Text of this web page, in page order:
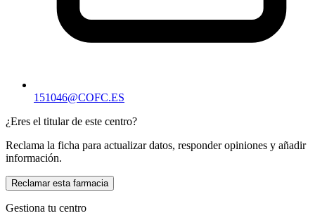
151046@COFC.ES
¿Eres el titular de este centro?
Reclama la ficha para actualizar datos, responder opiniones y añadir
información.
Reclamar esta farmacia
Gestiona tu centro